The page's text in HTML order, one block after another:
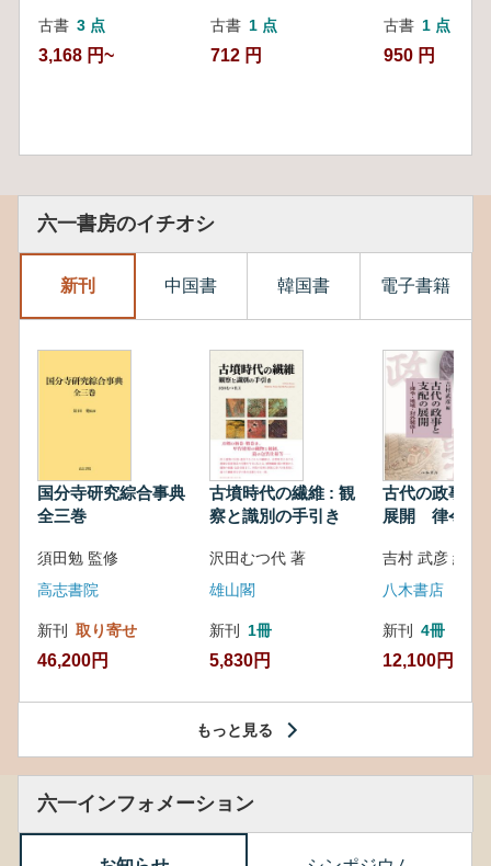
古書 3 点
3,168 円~
古書 1 点
712 円
古書 1 点
950 円
六一書房のイチオシ
新刊 中国書 韓国書 電子書籍
国分寺研究綜合事典
全三巻
須田勉 監修
高志書院
新刊 取り寄せ
46,200円
古墳時代の繊維 : 観
察と識別の手引き
沢田むつ代 著
雄山閣
新刊 1冊
5,830円
古代の政事と
展開 律令・
吉村 武彦 編集
八木書店
新刊 4冊
12,100円
もっと見る
六一インフォメーション